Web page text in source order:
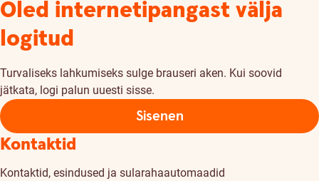
Oled internetipangast välja
logitud
Turvaliseks lahkumiseks sulge brauseri aken. Kui soovid
jätkata, logi palun uuesti sisse.
Sisenen
Kontaktid
Kontaktid, esindused ja sularahaautomaadid